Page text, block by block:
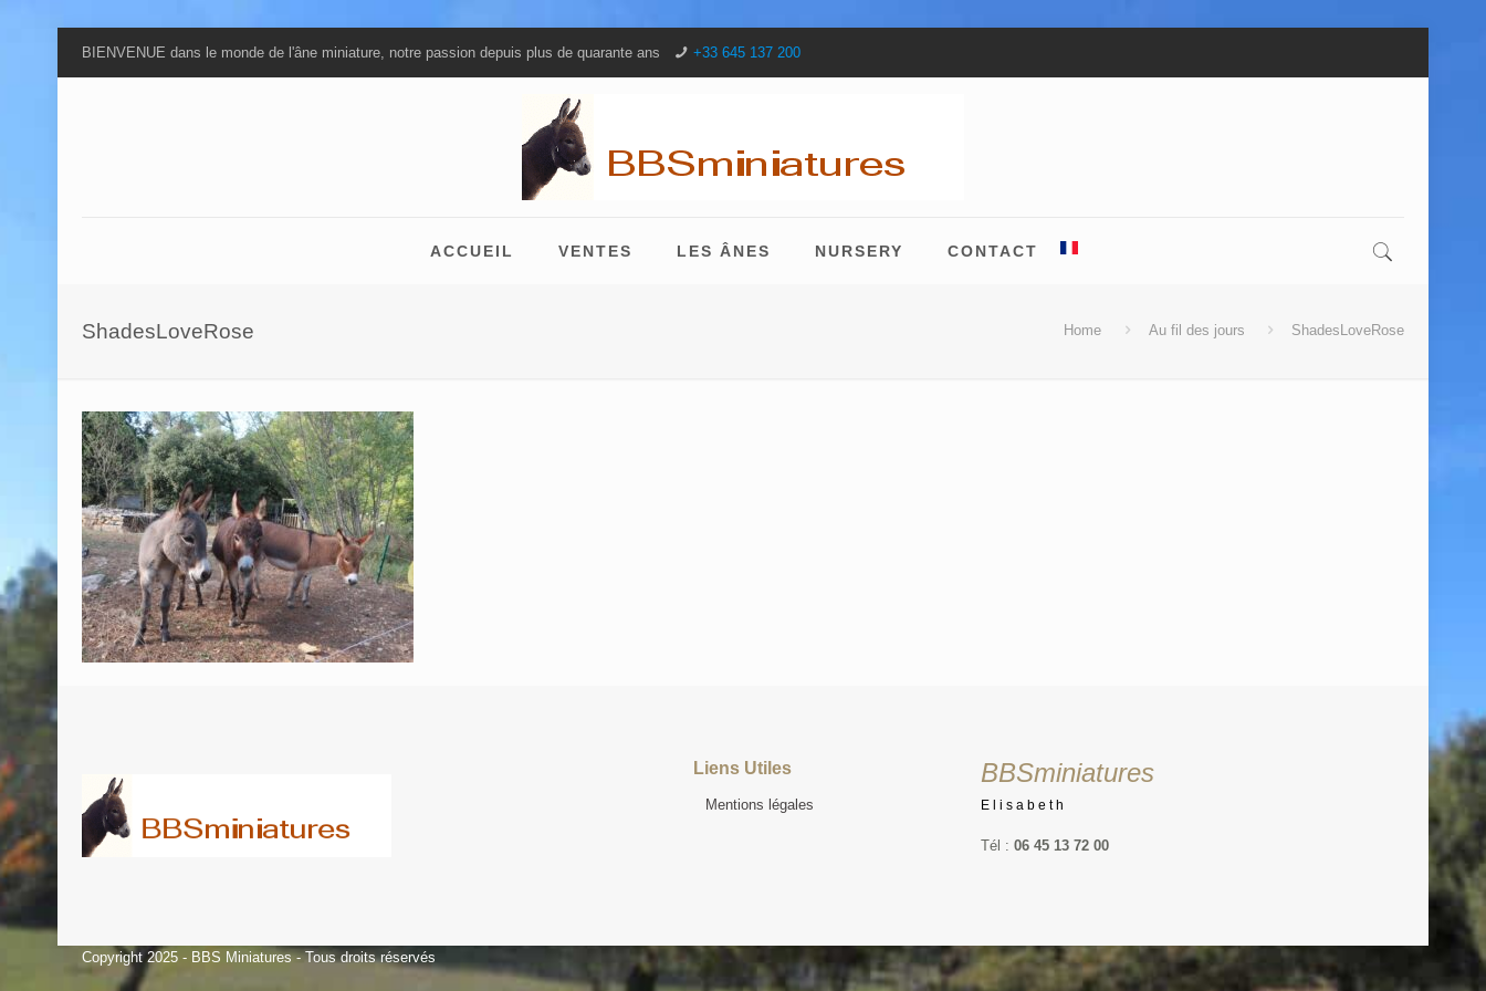
BIENVENUE dans le monde de l'âne miniature, notre passion depuis plus de quarante ans +33 645 137 200
ACCUEIL VENTES LES ÂNES NURSERY CONTACT
ShadesLoveRose Home Au fil des jours ShadesLoveRose
Liens Utiles
Mentions légales
BBSminiatures
Elisabeth
Tél :06 45 13 72 00
Copyright 2025 - BBS Miniatures - Tous droits réservés